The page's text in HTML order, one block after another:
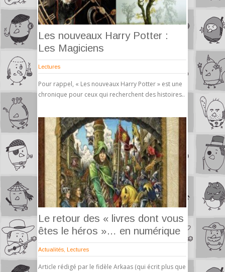
Les nouveaux Harry Potter :
Les Magiciens
Lectures
Pour rappel, « Les nouveaux Harry Potter » est une
chronique pour ceux qui recherchent des histoires..
Le retour des « livres dont vous
êtes le héros »… en numérique
Actualités Lectures
Article rédigé par le fidèle Arkaas (qui écrit plus que